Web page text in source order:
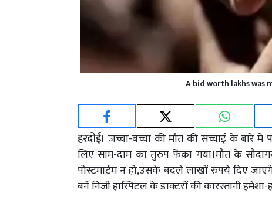
A bid worth lakhs was
हरदोई। जच्चा-बच्चा की मौत की सच्चाई के बारे में
लिए साम-दाम का तुरुप फेंका गया।मौत के
पोस्टमार्टम न हो,उसके बदले लाखों रुपये दिए
बनें निजी हास्पिटल के डाक्टरों की कारस्तानी